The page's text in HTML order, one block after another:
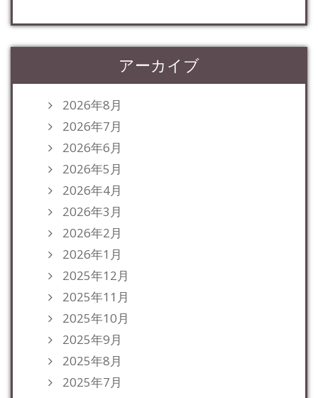
アーカイブ
2026年8月
2026年7月
2026年6月
2026年5月
2026年4月
2026年3月
2026年2月
2026年1月
2025年12月
2025年11月
2025年10月
2025年9月
2025年8月
2025年7月